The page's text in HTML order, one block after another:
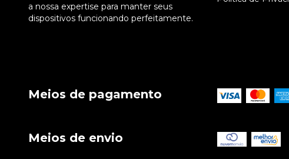
a nossa expertise para manter seus
dispositivos funcionando perfeitamente.
Meios de pagamento
Meios de envio